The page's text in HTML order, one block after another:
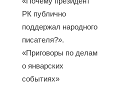
РК публично
поддержал народного
писателя?».
«Приговоры по делам
о январских
событиях»